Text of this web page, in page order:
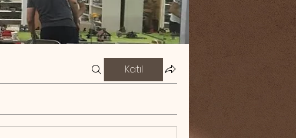
Katıl